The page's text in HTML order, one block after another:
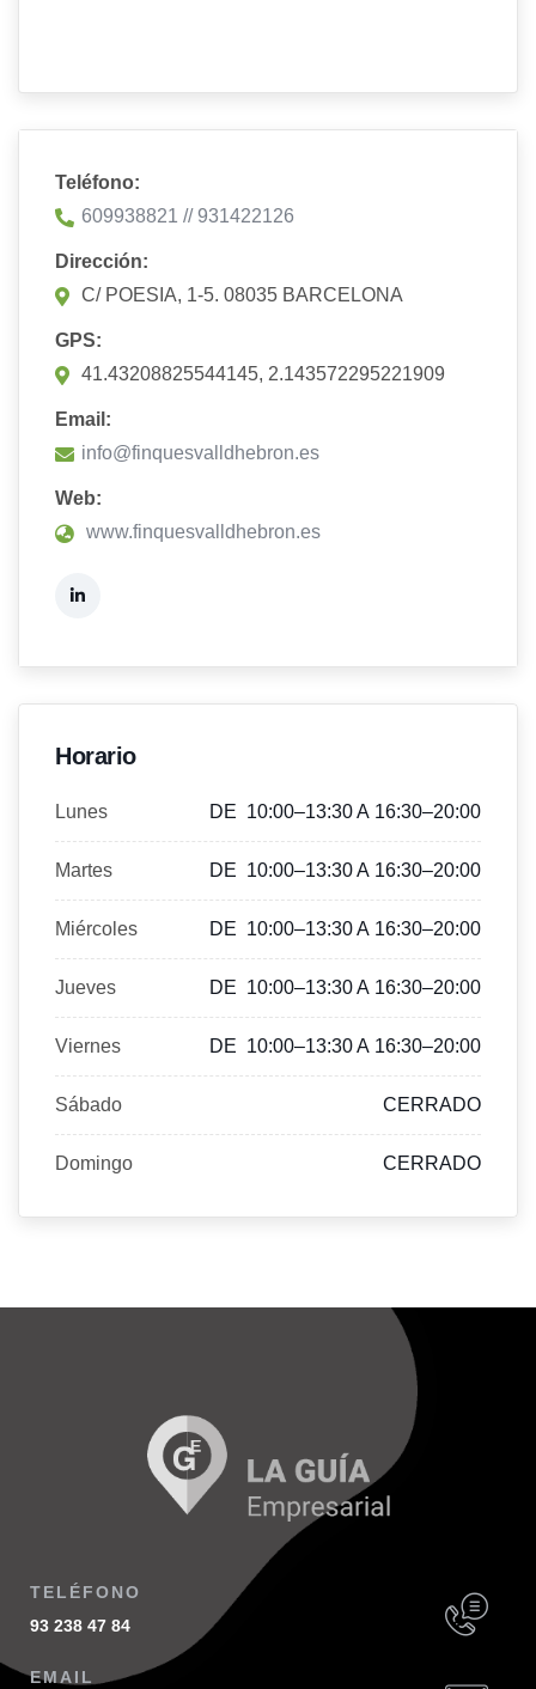
Teléfono:
609938821 // 931422126
Dirección:
C/ POESIA, 1-5. 08035 BARCELONA
GPS:
41.43208825544145, 2.143572295221909
Email:
info@finquesvalldhebron.es
Web:
www.finquesvalldhebron.es
Horario
Lunes DE 10:00–13:30 A 16:30–20:00
Martes DE 10:00–13:30 A 16:30–20:00
Miércoles DE 10:00–13:30 A 16:30–20:00
Jueves DE 10:00–13:30 A 16:30–20:00
Viernes DE 10:00–13:30 A 16:30–20:00
Sábado CERRADO
Domingo CERRADO
TELÉFONO
93 238 47 84
EMAIL